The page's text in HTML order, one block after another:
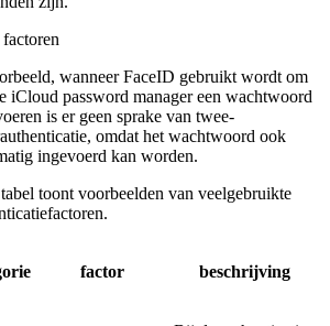
wanneer FaceID gebruikt wordt om
iCloud password manager een wachtwoord
is er geen sprake van twee-
omdat het wachtwoord ook
ingevoerd kan worden.
toont voorbeelden van veelgebruikte
factor beschrijving